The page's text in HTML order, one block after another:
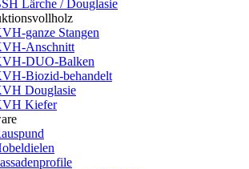
Lärche / Douglasie
ganze Stangen
Anschnitt
DUO-Balken
Biozid-behandelt
Douglasie
Kiefer